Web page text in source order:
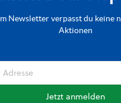
Newsletter verpasst du keine
Aktionen
Jetzt anmelden